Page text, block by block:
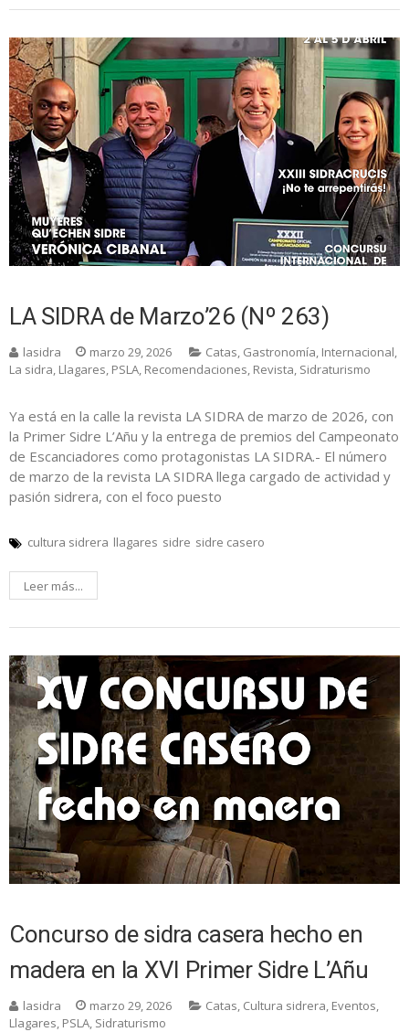
LA SIDRA de Marzo’26 (Nº 263)
lasidra marzo 29, 2026 Catas, Gastronomía, Internacional,
La sidra, Llagares, PSLA, Recomendaciones, Revista, Sidraturismo
Ya está en la calle la revista LA SIDRA de marzo de 2026, con
la Primer Sidre L’Añu y la entrega de premios del Campeonato
de Escanciadores como protagonistas LA SIDRA.- El número
de marzo de la revista LA SIDRA llega cargado de actividad y
pasión sidrera, con el foco puesto
cultura sidrera llagares sidre sidre casero
Leer más...
Concurso de sidra casera hecho en
madera en la XVI Primer Sidre L’Añu
lasidra marzo 29, 2026 Catas Cultura sidrera Eventos
Llagares PSLA Sidraturismo